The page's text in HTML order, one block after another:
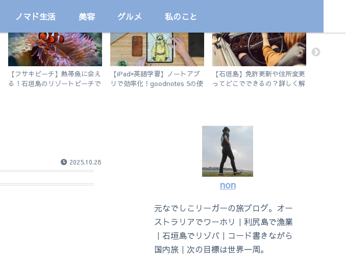
ノマド生活 美容 グルメ 私のこと
国内
【フサキビーチ】熱帯魚に会え
る！石垣島のリゾートビーチで
プログラミング学習
【iPad×英語学習】ノートアプ
リで効率化！goodnotes 5の使
【石垣島】免許更新や住所変更
ってどこでできるの？詳しく解
2025.10.28
non
元なでしこリーガーの旅ブログ。オー
ストラリアでワーホリ｜利尻島で漁業
｜石垣島でリゾバ｜コード書きながら
国内旅｜次の目標は世界一周。